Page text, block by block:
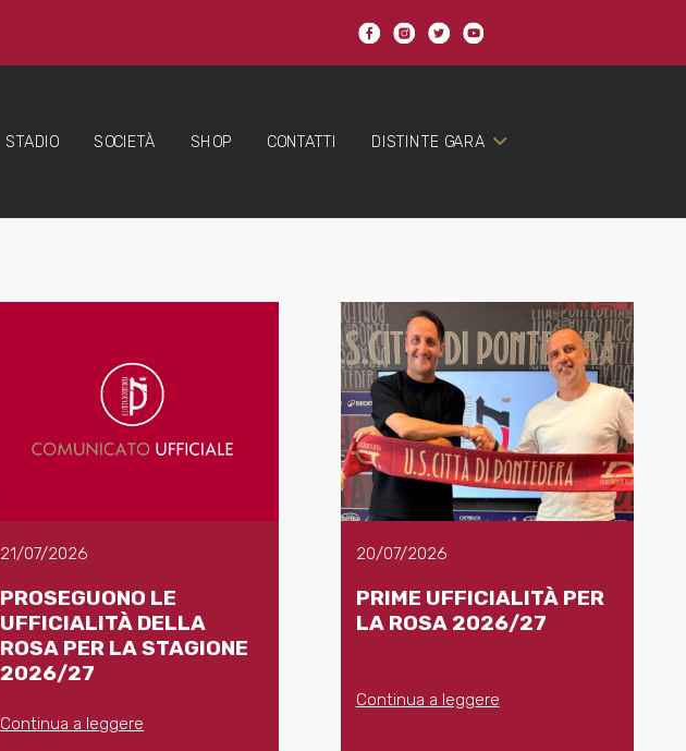
STADIO SOCIETÀ SHOP CONTATTI DISTINTE GARA
21/07/2026
PROSEGUONO LE
UFFICIALITÀ DELLA
ROSA PER LA STAGIONE
2026/27
Continua a leggere
20/07/2026
PRIME UFFICIALITÀ PER
LA ROSA 2026/27
Continua a leggere